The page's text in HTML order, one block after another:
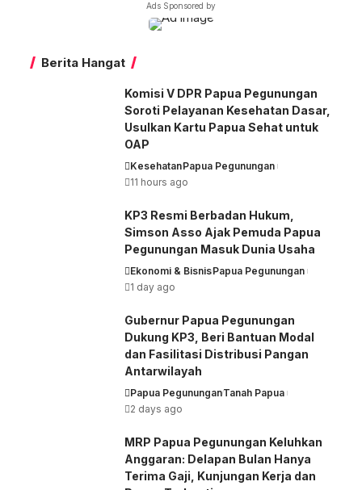
Ads Sponsored by
Berita Hangat
Komisi V DPR Papua Pegunungan
Soroti Pelayanan Kesehatan Dasar,
Usulkan Kartu Papua Sehat untuk
OAP
KesehatanPapua Pegunungan
11 hours ago
KP3 Resmi Berbadan Hukum,
Simson Asso Ajak Pemuda Papua
Pegunungan Masuk Dunia Usaha
Ekonomi & BisnisPapua Pegunungan
1 day ago
Gubernur Papua Pegunungan
Dukung KP3, Beri Bantuan Modal
dan Fasilitasi Distribusi Pangan
Antarwilayah
Papua PegununganTanah Papua
2 days ago
MRP Papua Pegunungan Keluhkan
Anggaran: Delapan Bulan Hanya
Terima Gaji, Kunjungan Kerja dan